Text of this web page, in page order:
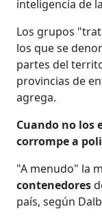
inteligencia de
Los grupos
los que se
partes del
provincias de
agrega.
Cuando no los
corrompe a
"A menudo" la
contenedores
país, según